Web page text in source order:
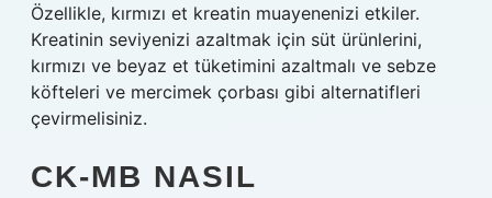
Özellikle, kırmızı et kreatin muayenenizi etkiler.
Kreatinin seviyenizi azaltmak için süt ürünlerini,
kırmızı ve beyaz et tüketimini azaltmalı ve sebze
köfteleri ve mercimek çorbası gibi alternatifleri
çevirmelisiniz.
CK-MB NASIL